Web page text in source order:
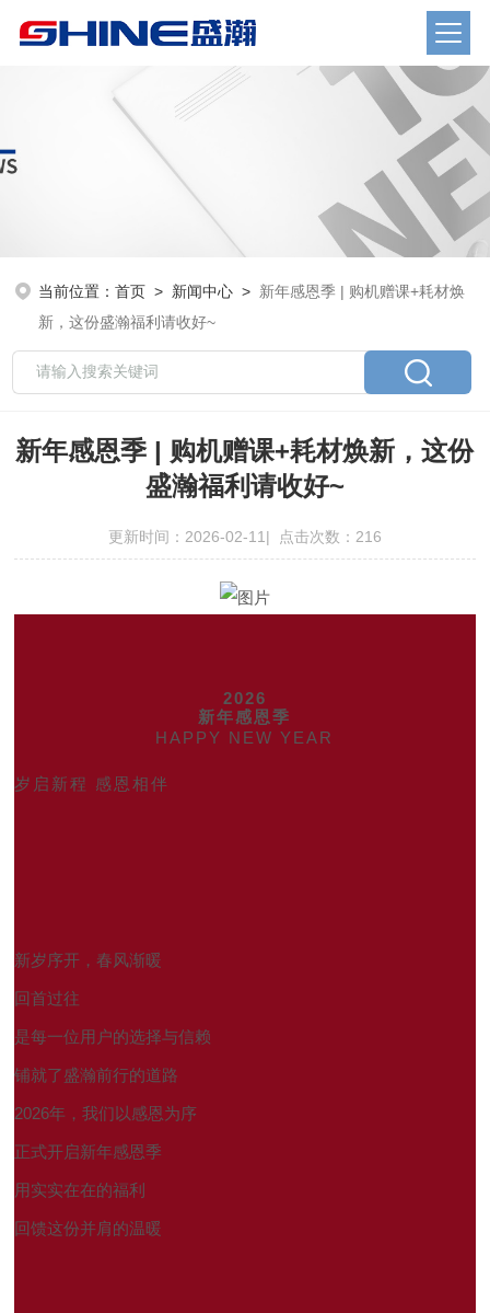
当前位置：首页 > 新闻中心 > 新年感恩季 | 购机赠课+耗材焕
新，这份盛瀚福利请收好~
新年感恩季 | 购机赠课+耗材焕新，这份
盛瀚福利请收好~
更新时间：2026-02-11| 点击次数：216
2026
新年感恩季
HAPPY NEW YEAR
岁启新程 感恩相伴
新岁序开，春风渐暖
回首过往
是每一位用户的选择与信赖
铺就了盛瀚前行的道路
2026年，我们以感恩为序
正式开启新年感恩季
用实实在在的福利
回馈这份并肩的温暖